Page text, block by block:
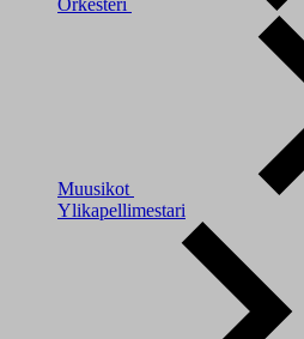
Orkesteri
Muusikot
Ylikapellimestari